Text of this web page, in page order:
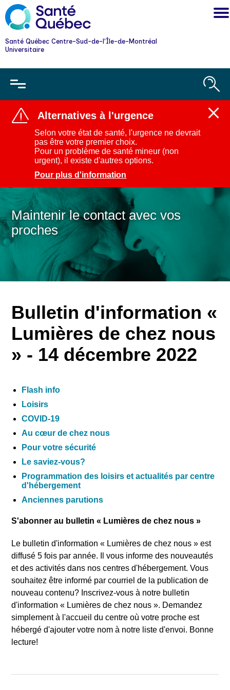
Santé Québec Centre-Sud-de-l'Île-de-Montréal
Universitaire
Alternatives à l'urgence
Selon votre état de santé, l'urgence ne devrait
pas être votre premier choix.
Pour un problème de santé mineur (non
urgent), il existe d'autres options.
Pour plus d'information
Maintenir le contact avec vos
proches
Bulletin d'information «
Lumières de chez nous
» - 14 décembre 2022
Flash info
Loisirs
COVID-19
Au cœur de chez nous
Pour votre sécurité
Le saviez-vous?
Programmation des loisirs et actualités par centre
d'hébergement
Anciennes parutions
S'abonner au bulletin « Lumières de chez nous »
Le bulletin d'information « Lumières de chez nous » est
diffusé 5 fois par année. Il vous informe des nouveautés
et des activités dans nos centres d'hébergement. Vous
souhaitez être informé par courriel de la publication de
nouveau contenu? Inscrivez-vous à notre bulletin
d'information « Lumières de chez nous ». Demandez
simplement à l'accueil du centre où votre proche est
hébergé d'ajouter votre nom à notre liste d'envoi. Bonne
lecture!